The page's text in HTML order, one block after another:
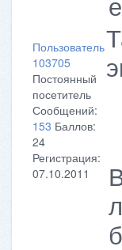
Пользователь
103705
Постоянный
посетитель
Сообщений:
153 Баллов:
24
Регистрация:
07.10.2011